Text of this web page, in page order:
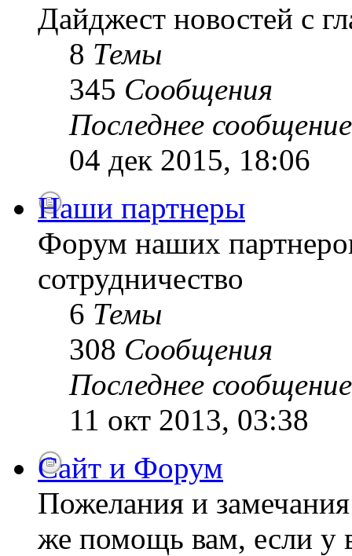
Дайджест новостей с
8 Темы
345 Сообщения
Последнее сообщение
04 дек 2015, 18:06
Наши партнеры
Форум наших
сотрудничество
6 Темы
308 Сообщения
Последнее сообщение
11 окт 2013, 03:38
Сайт и Форум
Пожелания и
же помощь вам, если у